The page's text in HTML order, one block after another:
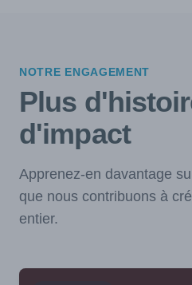
NOTRE ENGAGEMENT
Plus
d'impact
Apprenez-en davantage
que nous contribuons à
entier.